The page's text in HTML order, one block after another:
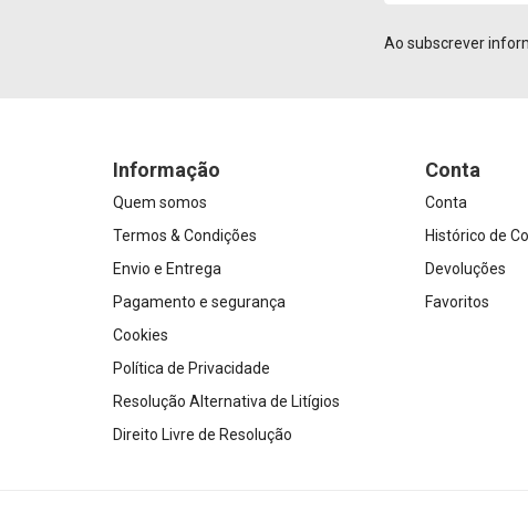
Ao subscrever
Informação
Quem somos
Termos & Condições
Envio e Entrega
Pagamento e segurança
Cookies
Política de Privacidade
Resolução Alternativa de Litígios
Direito Livre de Resolução
Conta
Conta
Histórico de
Devoluções
Favoritos